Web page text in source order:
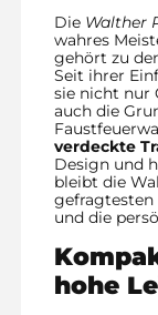
Die Walther
wahres
gehört zu
Seit ihrer
sie nicht nur
auch die
verdeckte
Design und
bleibt die
gefragtesten
und die
hohe